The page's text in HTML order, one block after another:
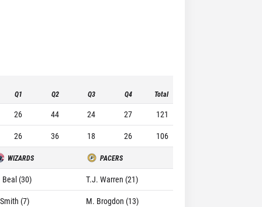
Q1 Q2 Q3 Q4 Total
26 44 24 27
121
26
36 18 26 106
WIZARDS PACERS
Beal (30)
T.J. Warren (21)
(7)
M. Brogdon (13)